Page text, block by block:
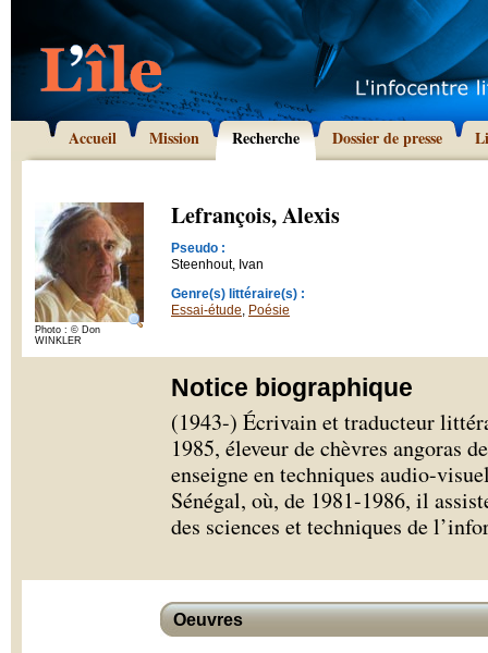
Accueil Mission Recherche Dossier de presse
Photo : © Don
WINKLER
Lefrançois, Alexis
Pseudo :
Steenhout, Ivan
Genre(s) littéraire(s) :
Essai-étude, Poésie
Notice biographique
(1943-) Écrivain et traducteur
1985, éleveur de chèvres angoras
enseigne en techniques audio-
Sénégal, où, de 1981-1986, il
des sciences et techniques de
Oeuvres